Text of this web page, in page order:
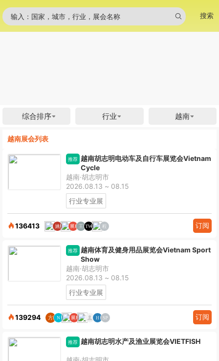
输入：国家，城市，行业，展会名称 搜索
综合排序 行业 越南
越南展会列表
推荐 越南胡志明电动车及自行车展览会Vietnam
Cycle
越南·胡志明市
2026.08.13 ~ 08.15
行业专业展
136413 订阅
推荐 越南体育及健身用品展览会Vietnam Sport
Show
越南·胡志明市
2026.08.13 ~ 08.15
行业专业展
139294 订阅
推荐 越南胡志明水产及渔业展览会VIETFISH